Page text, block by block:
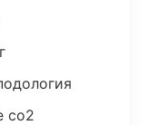
co2